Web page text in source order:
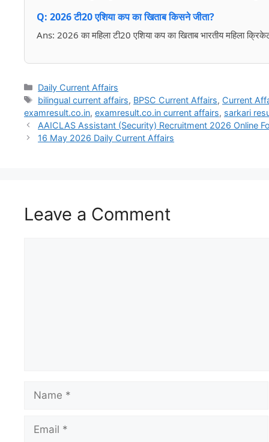
Q: 2026 टी20 एशिया कप का खिताब किसने जीता?
Ans: 2026 का महिला टी20 एशिया कप का खिताब भारतीय महिला
Daily Current Affairs
bilingual current affairs, BPSC Current Affairs, Current
examresult.co.in, examresult.co.in current affairs, sarkari
AAICLAS Assistant (Security) Recruitment 2026 Online
16 May 2026 Daily Current Affairs
Leave a Comment